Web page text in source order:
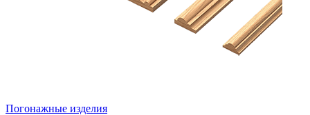
Погонажные изделия